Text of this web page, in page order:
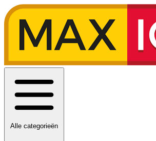
Alle categorieën